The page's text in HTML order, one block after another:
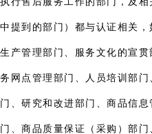
中提到的部门）都与认证相关，
生产管理部门、服务文化的宣
务网点管理部门、人员培训部
门、研究和改进部门、商品信
门、商品质量保证（采购）部